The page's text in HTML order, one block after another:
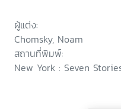
ผู้แต่ง:
Chomsky, Noam
สถานที่พิมพ์:
New York : Seven